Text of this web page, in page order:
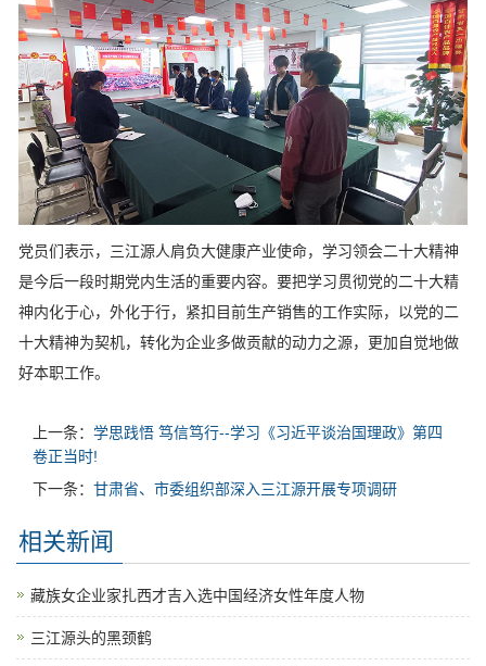
党员们表示，三江源人肩负大健康产业使命，学习领会二十大精神
是今后一段时期党内生活的重要内容。要把学习贯彻党的二十大精
神内化于心，外化于行，紧扣目前生产销售的工作实际，以党的二
十大精神为契机，转化为企业多做贡献的动力之源，更加自觉地做
好本职工作。
上一条： 学思践悟 笃信笃行--学习《习近平谈治国理政》第四
卷正当时!
下一条： 甘肃省、市委组织部深入三江源开展专项调研
相关新闻
藏族女企业家扎西才吉入选中国经济女性年度人物
三江源头的黑颈鹤